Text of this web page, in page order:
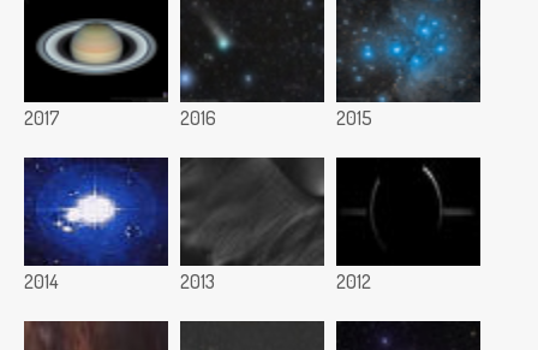
2017 2016 2015
2014 2013 2012